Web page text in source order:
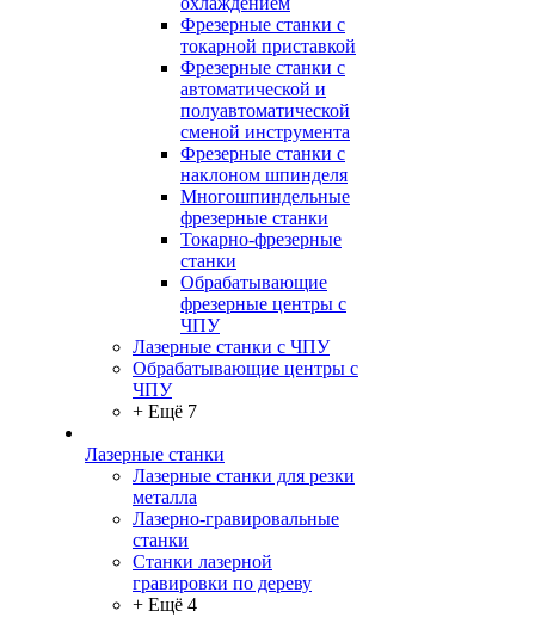
Фрезерные станки с
токарной приставкой
Фрезерные станки с
автоматической и
полуавтоматической
сменой инструмента
Фрезерные станки с
наклоном шпинделя
Многошпиндельные
фрезерные станки
Токарно-фрезерные
станки
Обрабатывающие
фрезерные центры с
ЧПУ
Лазерные станки с ЧПУ
Обрабатывающие центры с
ЧПУ
+ Ещё 7
Лазерные станки
Лазерные станки для резки
металла
Лазерно-гравировальные
станки
Станки лазерной
гравировки по дереву
+ Ещё 4